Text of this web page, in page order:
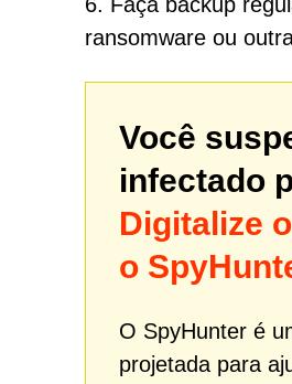
ransomware ou
Você
infectado
Digitalize
o
O SpyHunter é
projetada para